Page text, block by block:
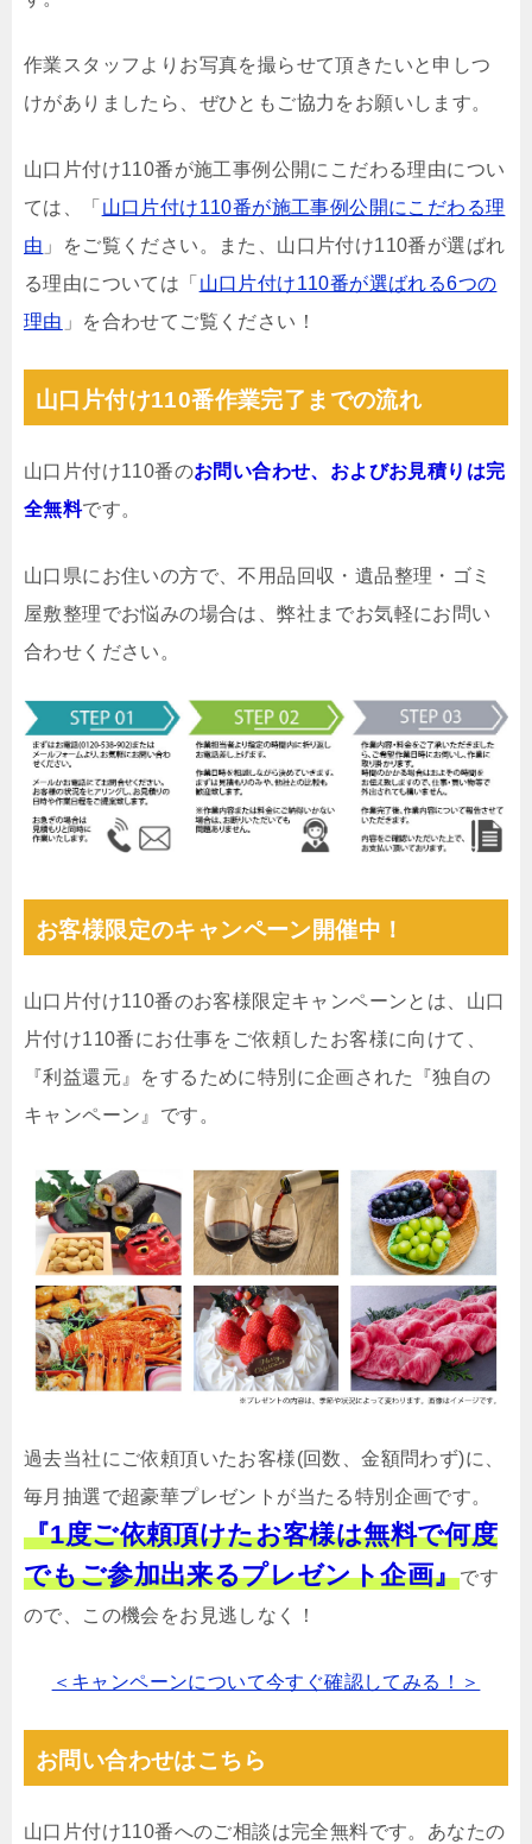
作業スタッフよりお写真を撮らせて頂きたいと申しつ
けがありましたら、ぜひともご協力をお願いします。
山口片付け110番が施工事例公開にこだわる理由につい
ては、「 山口片付け110番が施工事例公開にこだわる理
由 」をご覧ください。また、山口片付け110番が選ばれ
る理由については「 山口片付け110番が選ばれる6つの
理由 」を合わせてご覧ください！
山口片付け110番作業完了までの流れ
山口片付け110番のお問い合わせ、およびお見積りは完
全無料です。
山口県にお住いの方で、不用品回収・遺品整理・ゴミ
屋敷整理でお悩みの場合は、弊社までお気軽にお問い
合わせください。
お客様限定のキャンペーン開催中！
山口片付け110番のお客様限定キャンペーンとは、山口
片付け110番にお仕事をご依頼したお客様に向けて、
『利益還元』をするために特別に企画された『独自の
キャンペーン』です。
過去当社にご依頼頂いたお客様(回数、金額問わず)に、
毎月抽選で超豪華プレゼントが当たる特別企画です。
『1度ご依頼頂けたお客様は無料で何度
でもご参加出来るプレゼント企画』です
ので、この機会をお見逃しなく！
＜キャンペーンについて今すぐ確認してみる！＞
お問い合わせはこちら
山口片付け110番へのご相談は完全無料です。あなたの